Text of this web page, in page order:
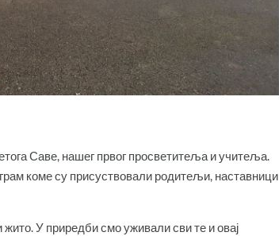
Саве, нашег првог просветитеља и учитеља.
коме су присуствовали родитељи, наставници
У приредби смо уживали сви те и овај